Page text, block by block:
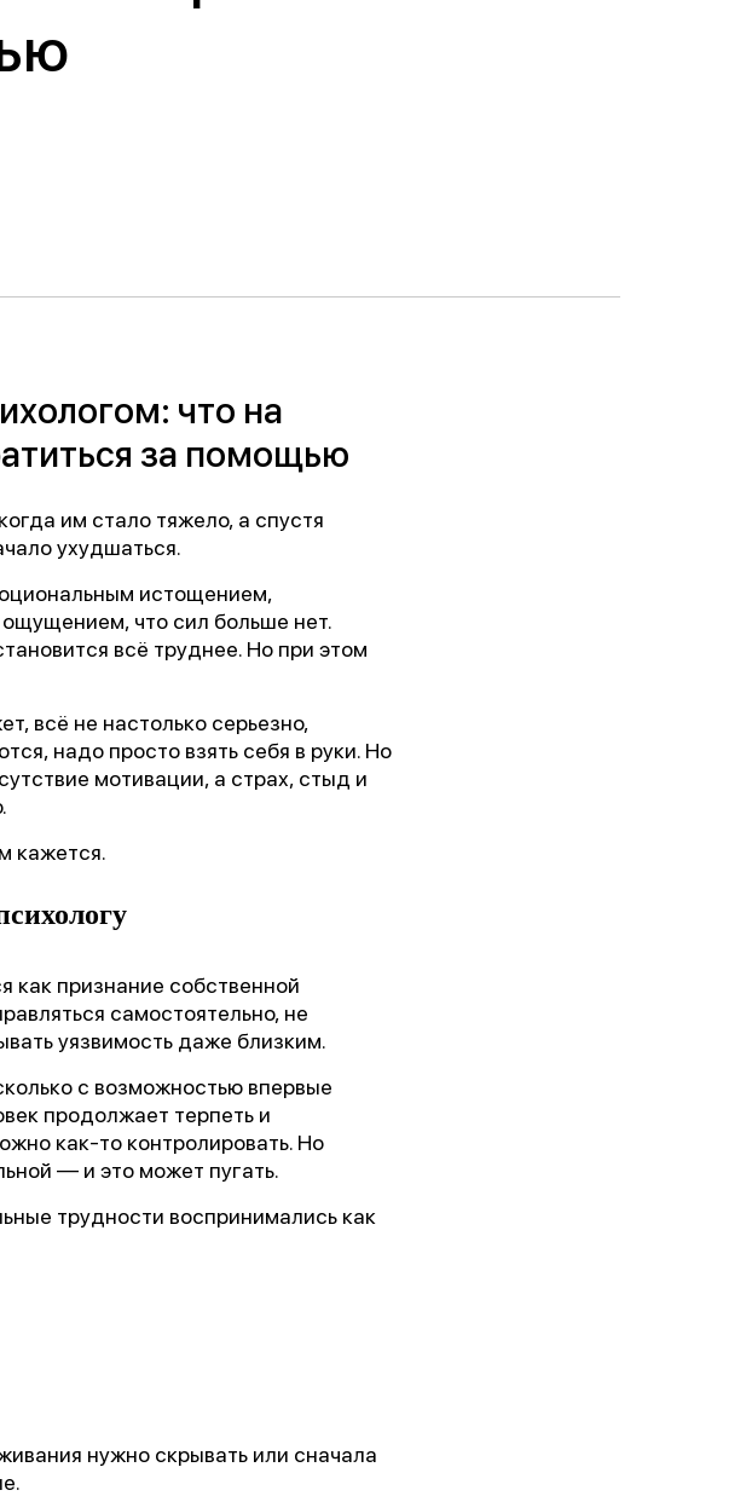
что на
за помощью
им стало тяжело, а спустя
ухудшаться.
истощением,
что сил больше нет.
всё труднее. Но при этом
всё не настолько серьезно,
надо просто взять себя в руки. Но
мотивации, а страх, стыд и
кажется.
как признание собственной
самостоятельно, не
уязвимость даже близким.
с возможностью впервые
продолжает терпеть и
как-то контролировать. Но
— и это может пугать.
трудности воспринимались как
нужно скрывать или сначала